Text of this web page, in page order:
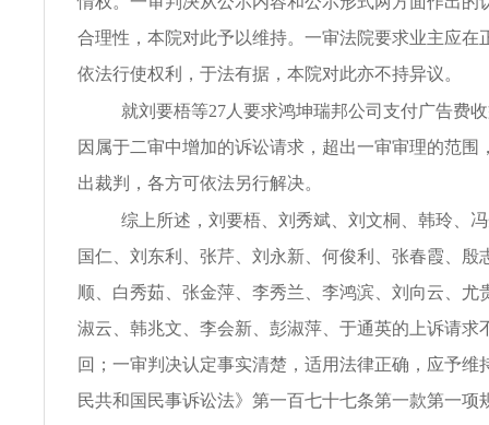
合理性，本院对此予以维持。一审法院要求业主应在
依法行使权利，于法有据，本院对此亦不持异议。
就刘要梧等27人要求鸿坤瑞邦公司支付广告费
因属于二审中增加的诉讼请求，超出一审审理的范围
出裁判，各方可依法另行解决。
综上所述，刘要梧、刘秀斌、刘文桐、韩玲、
国仁、刘东利、张芹、刘永新、何俊利、张春霞、殷
顺、白秀茹、张金萍、李秀兰、李鸿滨、刘向云、尤
淑云、韩兆文、李会新、彭淑萍、于通英的上诉请求
回；一审判决认定事实清楚，适用法律正确，应予维
民共和国民事诉讼法》第一百七十七条第一款第一项